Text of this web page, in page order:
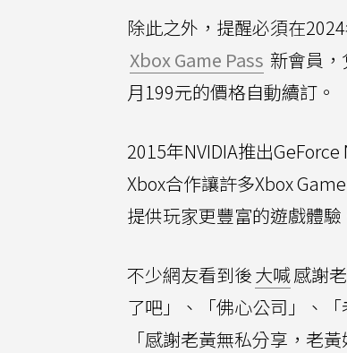
除此之外，提醒必須在
Xbox Game Pass 新會員
月199元的價格自動續訂。
2015年NVIDIA推出
Xbox合作讓許多Xbox
提供玩家更豐富的遊戲體驗
不少網友看到後大喊感謝
了吧」、「佛心公司」、
「感謝老黃無私分享，老